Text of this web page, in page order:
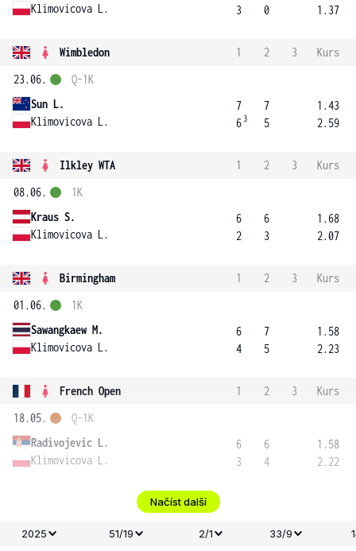
Klimovicova L.
3
0
1.37
Wimbledon 1 2 3
Kurs
23.06.
Sun L.
Klimovicova L.
Q-1K
7
6 3
7
5
1.43
2.59
Ilkley WTA 1 2 3
Kurs
08.06.
Kraus S.
Klimovicova L.
1K
6
2
6
3
1.68
2.07
Birmingham 1 2 3
Kurs
01.06.
Sawangkaew M.
Klimovicova L.
1K
6
4
7
5
1.58
2.23
French Open 1 2 3
Kurs
18.05.
Radivojevic L.
Klimovicova L.
Q-1K
6
3
6
4
1.58
2.22
Načíst další
2025 51/19 2/1 33/9